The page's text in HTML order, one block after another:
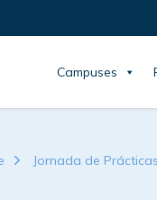
Campuses
Jornada de